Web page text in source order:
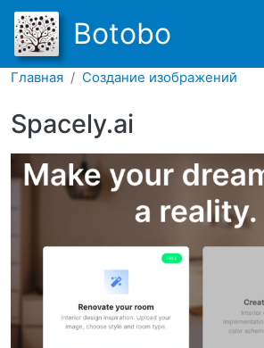
Botobo
Главная Создание изображений
Spacely.ai